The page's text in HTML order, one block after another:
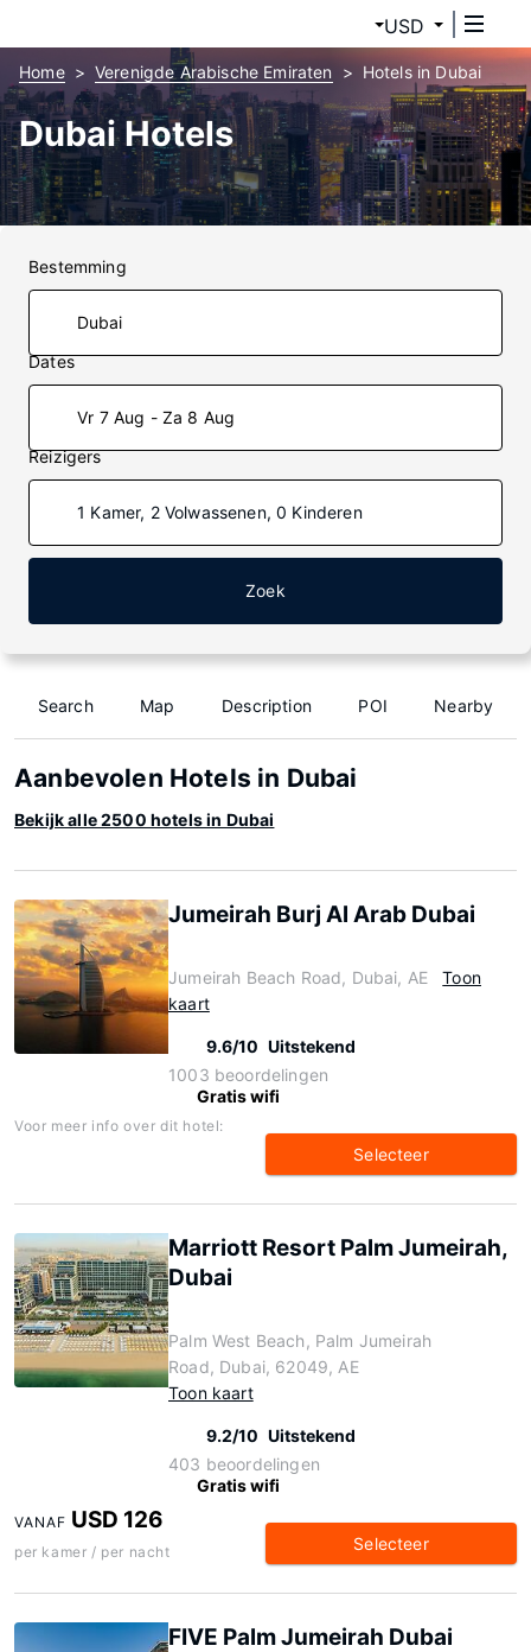
USD
Home Verenigde Arabische Emiraten Hotels in Dubai
Dubai Hotels
Bestemming
Dates
Vr 7 Aug - Za 8 Aug
Reizigers
1 Kamer, 2 Volwassenen, 0 Kinderen
Zoek
Search Map Description POI Nearby
Aanbevolen Hotels in Dubai
Bekijk alle 2500 hotels in Dubai
Jumeirah Burj Al Arab Dubai
Jumeirah Beach Road, Dubai, AE
Toon
kaart
9.6/10 Uitstekend
1003 beoordelingen
Gratis wifi
Voor meer info over dit hotel:
Selecteer
Marriott Resort Palm Jumeirah,
Dubai
Palm West Beach, Palm Jumeirah
Road, Dubai, 62049, AE
Toon kaart
9.2/10 Uitstekend
403 beoordelingen
Gratis wifi
VANAF USD 126
per kamer / per nacht Selecteer
FIVE Palm Jumeirah Dubai